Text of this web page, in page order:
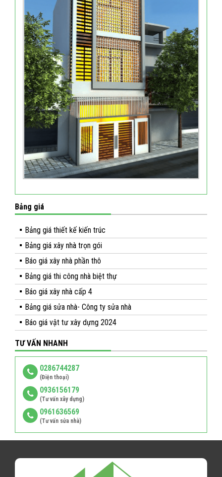
Bảng giá
Bảng giá thiết kế kiến trúc
Bảng giá xây nhà trọn gói
Báo giá xây nhà phần thô
Bảng giá thi công nhà biệt thự
Báo giá xây nhà cấp 4
Bảng giá sửa nhà- Công ty sửa nhà
Báo giá vật tư xây dựng 2024
TƯ VẤN NHANH
0286744287
(Điện thoại)
0936156179
(Tư vấn xây dựng)
0961636569
(Tư vấn sửa nhà)